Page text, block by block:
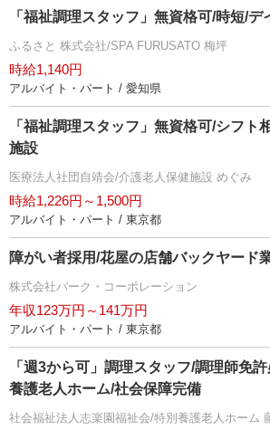
「福祉調理スタッフ」無資格可/時短/デ
ふるさと 株式会社/SPA FURUSATO 梅坪
時給1,140円
アルバイト・パート / 愛知県
「福祉調理スタッフ」無資格可/シフト
施設
医療法人社団自靖会/介護老人保健施設 めぐみ
時給1,226円～1,500円
アルバイト・パート / 東京都
障がい者採用/花屋の店舗バックヤード
株式会社パーク・コーポレーション
年収123万円～141万円
アルバイト・パート / 東京都
「週3から可」調理スタッフ/調理師免
養護老人ホーム/社会保障完備
社会福祉法人志楽園福祉会/特別養護老人ホーム